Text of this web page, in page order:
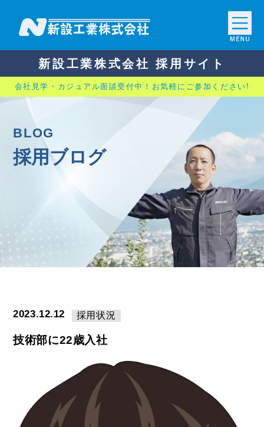
新設工業株式会社 採用サイト
会社見学・カジュアル面談受付中！お気軽にご参加ください!
BLOG
採用ブログ
2023.12.12 採用状況
技術部に22歳入社